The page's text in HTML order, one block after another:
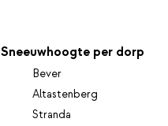
Sneeuwhoogte per dorp
Bever
Altastenberg
Stranda